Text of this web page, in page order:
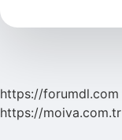
https://forumdl.com
https://moiva.com.tr